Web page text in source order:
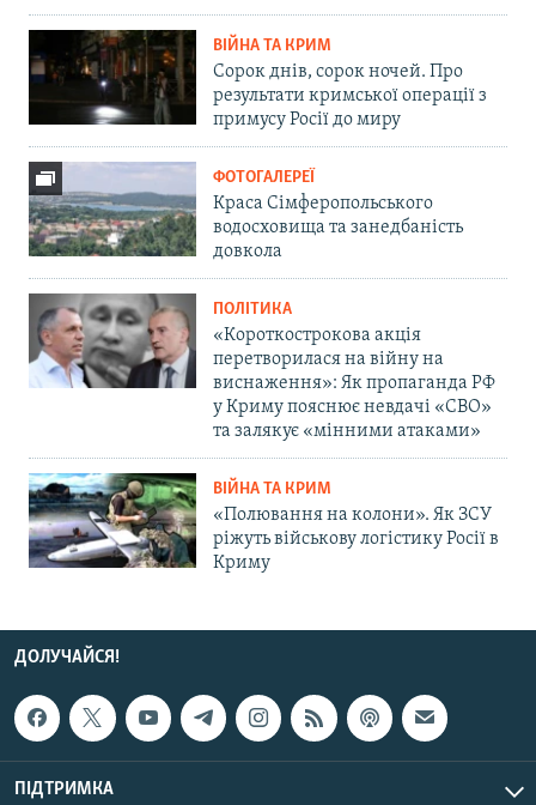
ВІЙНА ТА КРИМ
Сорок днів, сорок ночей. Про
результати кримської операції з
примусу Росії до миру
ФОТОГАЛЕРЕЇ
Краса Сімферопольського
водосховища та занедбаність
довкола
ПОЛІТИКА
«Короткострокова акція
перетворилася на війну на
виснаження»: Як пропаганда РФ
у Криму пояснює невдачі «СВО»
та залякує «мінними атаками»
ВІЙНА ТА КРИМ
«Полювання на колони». Як ЗСУ
ріжуть військову логістику Росії в
Криму
ДОЛУЧАЙСЯ!
ПІДТРИМКА